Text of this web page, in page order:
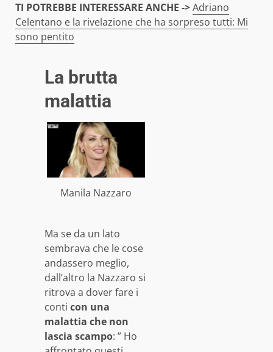
TI POTREBBE INTERESSARE ANCHE ->Adriano
Celentano e la rivelazione che ha sorpreso tutti: Mi
sono pentito
La brutta
malattia
Manila Nazzaro
Ma se da un lato
sembrava che le cose
andassero meglio,
dall’altro la Nazzaro si
ritrova a dover fare i
conti con una
malattia che non
lascia scampo: ” Ho